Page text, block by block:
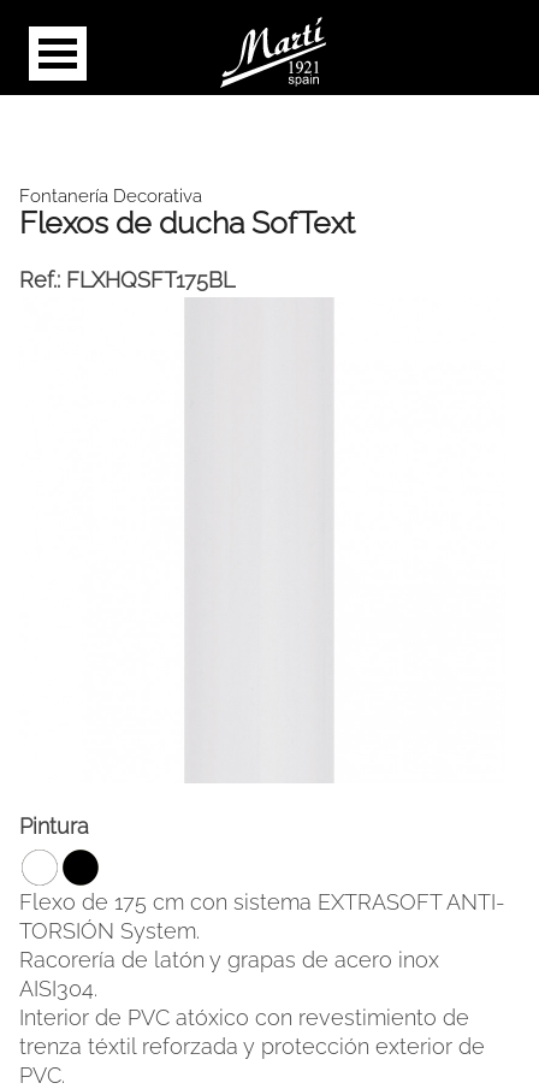
INSTAGRAM
CAT ESP
Fontanería Decorativa
Flexos de ducha SofText
Ref.: FLXHQSFT175BL
Pintura
Flexo de 175 cm con sistema EXTRASOFT ANTI-
TORSIÓN System.
Racorería de latón y grapas de acero inox
AISI304.
Interior de PVC atóxico con revestimiento de
trenza téxtil reforzada y protección exterior de
PVC.